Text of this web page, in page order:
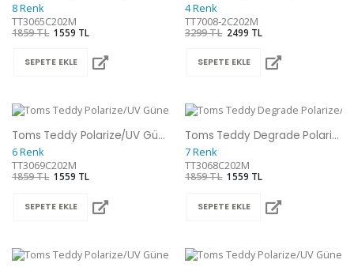
8 Renk
TT3065C202M
1859 TL 1559 TL
SEPETE EKLE
4 Renk
TT7008-2C202M
3299 TL 2499 TL
SEPETE EKLE
Toms Teddy Polarize/UV Güneş Gözlüğü
6 Renk
TT3069C202M
1859 TL 1559 TL
SEPETE EKLE
Toms Teddy Degrade Polarize/UV Güneş Gözlüğü
7 Renk
TT3068C202M
1859 TL 1559 TL
SEPETE EKLE